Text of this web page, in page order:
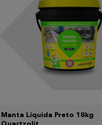
Manta Líquida Preto 18kg